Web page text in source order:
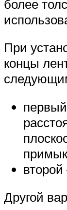
более
При
концы
Другой